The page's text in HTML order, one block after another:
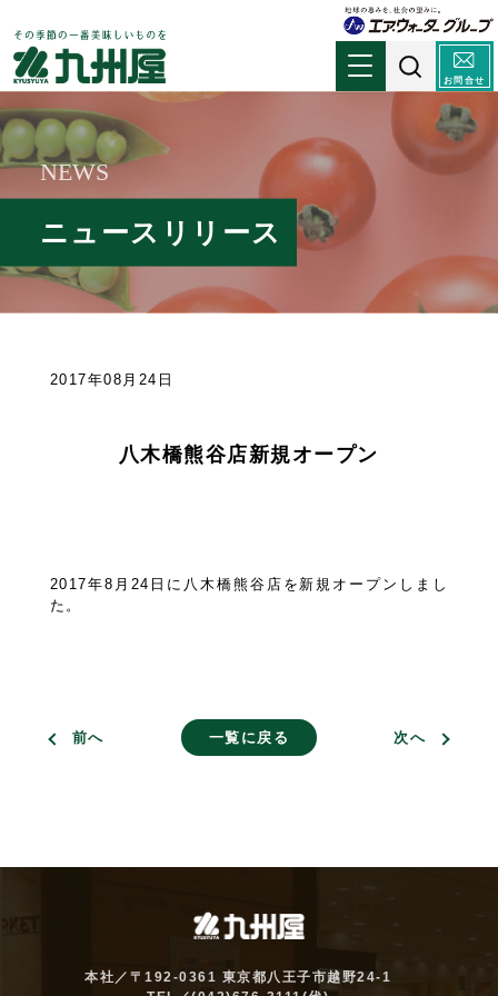
お問合せ
NEWS
ニュースリリース
2017年08月24日
八木橋熊谷店新規オープン
2017年8月24日に八木橋熊谷店を新規オープンしまし
た。
前へ 一覧に戻る 次へ
本社／〒192-0361 東京都八王子市越野24-1